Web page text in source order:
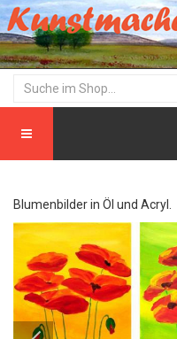
Blumenbilder in Öl und Acryl.